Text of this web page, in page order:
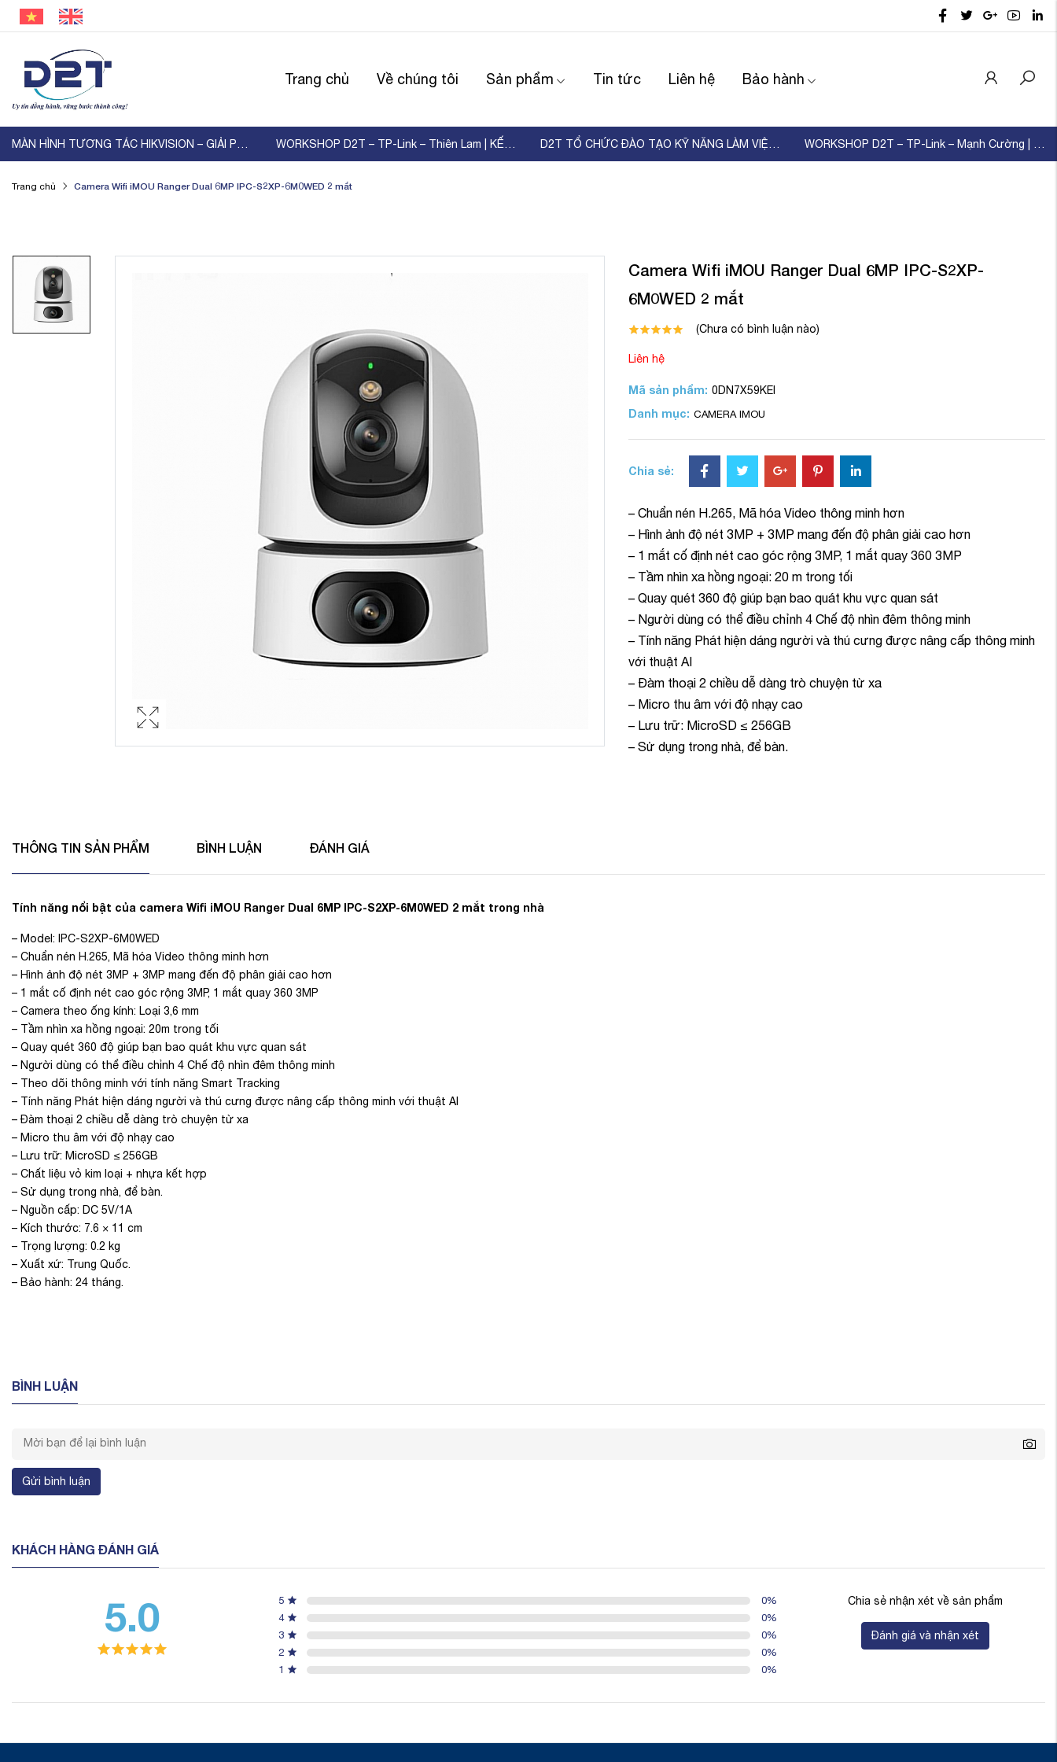
Trang chủ Về chúng tôi Sản phẩm Tin tức Liên hệ Bảo hành
MÀN HÌNH TƯƠNG TÁC HIKVISION – GIẢI PHÁP HIỂN ... WORKSHOP D2T – TP-Link – Thiên Lam | KẾT NỐI ... D2T TỔ CHỨC ĐÀO TẠO KỸ NĂNG LÀM VIỆC NHÓM – XÂ ... WORKSHOP D2T – TP-Link – Mạnh Cường | KẾT NỐI ...
Trang chủ Camera Wifi iMOU Ranger Dual 6MP IPC-S2XP-6M0WED 2 mắt
Camera Wifi iMOU Ranger Dual 6MP IPC-S2XP-
6M0WED 2 mắt
(Chưa có bình luận nào)
Liên hệ
Mã sản phẩm: 0DN7X59KEI
Danh mục: CAMERA IMOU
Chia sẻ:
– Chuẩn nén H.265, Mã hóa Video thông minh hơn
– Hình ảnh độ nét 3MP + 3MP mang đến độ phân giải cao hơn
– 1 mắt cố định nét cao góc rộng 3MP, 1 mắt quay 360 3MP
– Tầm nhìn xa hồng ngoại: 20 m trong tối
– Quay quét 360 độ giúp bạn bao quát khu vực quan sát
– Người dùng có thể điều chỉnh 4 Chế độ nhìn đêm thông minh
– Tính năng Phát hiện dáng người và thú cưng được nâng cấp thông minh
với thuật AI
– Đàm thoại 2 chiều dễ dàng trò chuyện từ xa
– Micro thu âm với độ nhạy cao
– Lưu trữ: MicroSD ≤ 256GB
– Sử dụng trong nhà, để bàn.
THÔNG TIN SẢN PHẨM BÌNH LUẬN ĐÁNH GIÁ
Tính năng nổi bật của camera Wifi iMOU Ranger Dual 6MP IPC-S2XP-6M0WED 2 mắt trong nhà
– Model: IPC-S2XP-6M0WED
– Chuẩn nén H.265, Mã hóa Video thông minh hơn
– Hình ảnh độ nét 3MP + 3MP mang đến độ phân giải cao hơn
– 1 mắt cố định nét cao góc rộng 3MP, 1 mắt quay 360 3MP
– Camera theo ống kính: Loại 3,6 mm
– Tầm nhìn xa hồng ngoại: 20m trong tối
– Quay quét 360 độ giúp bạn bao quát khu vực quan sát
– Người dùng có thể điều chỉnh 4 Chế độ nhìn đêm thông minh
– Theo dõi thông minh với tính năng Smart Tracking
– Tính năng Phát hiện dáng người và thú cưng được nâng cấp thông minh với thuật AI
– Đàm thoại 2 chiều dễ dàng trò chuyện từ xa
– Micro thu âm với độ nhạy cao
– Lưu trữ: MicroSD ≤ 256GB
– Chất liệu vỏ kim loại + nhựa kết hợp
– Sử dụng trong nhà, để bàn.
– Nguồn cấp: DC 5V/1A
– Kích thước: 7.6 × 11 cm
– Trọng lượng: 0.2 kg
– Xuất xứ: Trung Quốc.
– Bảo hành: 24 tháng.
BÌNH LUẬN
Gửi bình luận
KHÁCH HÀNG ĐÁNH GIÁ
5.0 5 0%
4
0%
3
0%
2
0%
1
0%
Chia sẻ nhận xét về sản phẩm
Đánh giá và nhận xét